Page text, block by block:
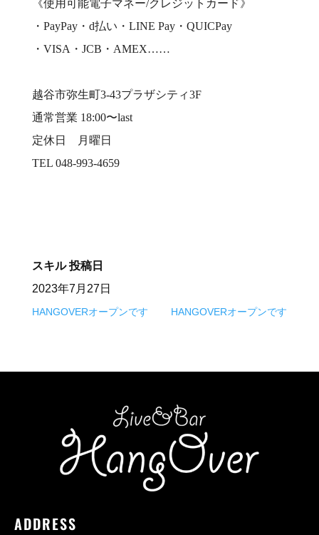
《使用可能電子マネー/クレジットカード》
・PayPay・d払い・LINE Pay・QUICPay
・VISA・JCB・AMEX……
越谷市弥生町3-43プラザシティ3F
通常営業 18:00〜last
定休日 月曜日
TEL 048-993-4659
スキル 投稿日
2023年7月27日
HANGOVERオープンです HANGOVERオープンです
ADDRESS